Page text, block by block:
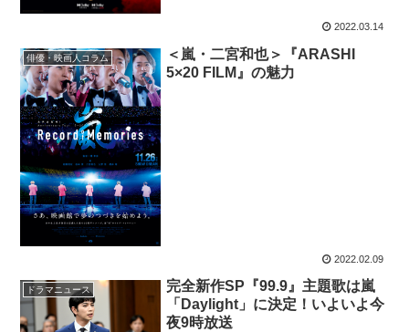
2022.03.14
俳優・映画人コラム
＜嵐・二宮和也＞『ARASHI
5×20 FILM』の魅力
2022.02.09
ドラマニュース
完全新作SP『99.9』主題歌は嵐
「Daylight」に決定！いよいよ今
夜9時放送